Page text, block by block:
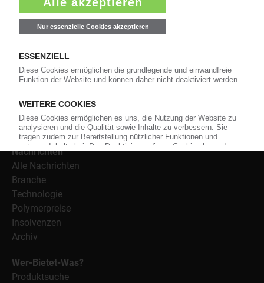
und Führungskräfte der Branche mit täglichen
Nachrichten rund um das Thema "Kunststoffe". Im Fokus
Kunststoffe sowie Märkte, Unternehmen, Produkte,
Material, Anwendungen und Verpackungen.
Bezugsquellen für den Einkauf sowie nützlichen Service-
Informationen wie Handelsnamen und Veranstaltungen.
Nachrichten
Alle Nachrichten
Branche
Technologie
Polymerpreise
Insolvenzen
Archiv
Wer-Bietet-Was?
Produktsuche